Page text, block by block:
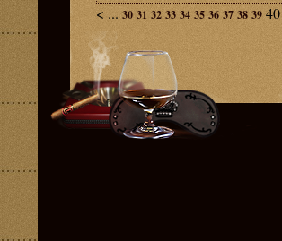
< ...30 31 32 33 34 35 36 37 38 39 40